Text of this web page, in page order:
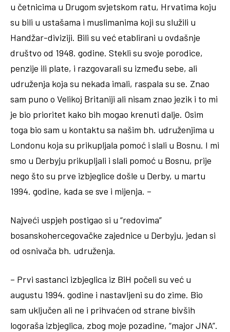
u četnicima u Drugom svjetskom ratu, Hrvatima koju
su bili u ustašama i muslimanima koji su služili u
Handžar-diviziji. Bili su već etablirani u ovdašnje
društvo od 1948. godine. Stekli su svoje porodice,
penzije ili plate, i razgovarali su između sebe, ali
udruženja koja su nekada imali, raspala su se. Znao
sam puno o Velikoj Britaniji ali nisam znao jezik i to mi
je bio prioritet kako bih mogao krenuti dalje. Osim
toga bio sam u kontaktu sa našim bh. udruženjima u
Londonu koja su prikupljala pomoć i slali u Bosnu. I mi
smo u Derbyju prikupljali i slali pomoć u Bosnu, prije
nego što su prve izbjeglice došle u Derby, u martu
1994. godine, kada se sve i mijenja. –
Najveći uspjeh postigao si u “redovima”
bosanskohercegovačke zajednice u Derbyju, jedan si
od osnivača bh. udruženja.
– Prvi sastanci izbjeglica iz BiH počeli su već u
augustu 1994. godine i nastavljeni su do zime. Bio
sam uključen ali ne i prihvaćen od strane bivših
logoraša izbjeglica, zbog moje pozadine, “major JNA”.